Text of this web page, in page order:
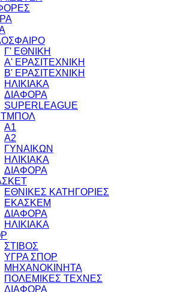
Γ' ΕΘΝΙΚΗ
Α' ΕΡΑΣΙΤΕΧΝΙΚΗ
Β' ΕΡΑΣΙΤΕΧΝΙΚΗ
ΗΛΙΚΙΑΚΑ
ΔΙΑΦΟΡΑ
SUPERLEAGUE
Α1
Α2
ΓΥΝΑΙΚΩΝ
ΗΛΙΚΙΑΚΑ
ΔΙΑΦΟΡΑ
ΕΘΝΙΚΕΣ ΚΑΤΗΓΟΡΙΕΣ
ΕΚΑΣΚΕΜ
ΔΙΑΦΟΡΑ
ΗΛΙΚΙΑΚΑ
ΣΤΙΒΟΣ
ΥΓΡΑ ΣΠΟΡ
ΜΗΧΑΝΟΚΙΝΗΤΑ
ΠΟΛΕΜΙΚΕΣ ΤΕΧΝΕΣ
ΔΙΑΦΟΡΑ